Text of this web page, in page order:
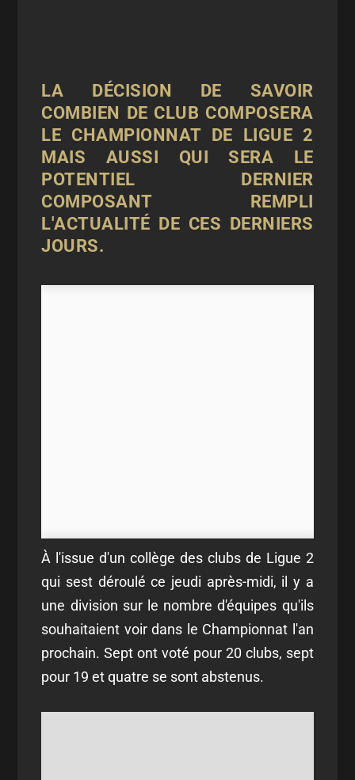
LA DÉCISION DE SAVOIR
COMBIEN DE CLUB COMPOSERA
LE CHAMPIONNAT DE LIGUE 2
MAIS AUSSI QUI SERA LE
POTENTIEL DERNIER
COMPOSANT REMPLI
L'ACTUALITÉ DE CES DERNIERS
JOURS.
À l'issue d'un collège des clubs de Ligue 2
qui sest déroulé ce jeudi après-midi, il y a
une division sur le nombre d'équipes qu'ils
souhaitaient voir dans le Championnat l'an
prochain. Sept ont voté pour 20 clubs, sept
pour 19 et quatre se sont abstenus.